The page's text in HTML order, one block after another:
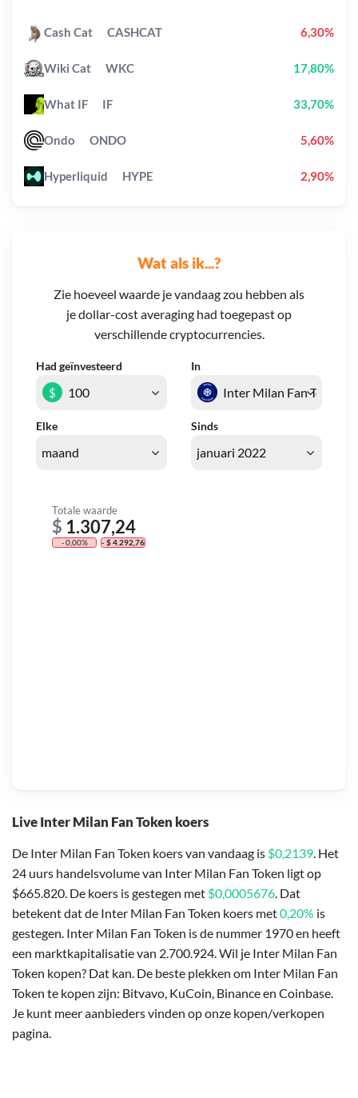
Live Inter Milan Fan Token koers
De Inter Milan Fan Token koers van vandaag is $0,2139. Het
24 uurs handelsvolume van Inter Milan Fan Token ligt op
$665.820. De koers is gestegen met $0,0005676. Dat
betekent dat de Inter Milan Fan Token koers met0,20% is
gestegen. Inter Milan Fan Token is de nummer 1970 en heeft
een marktkapitalisatie van 2.700.924. Wil je Inter Milan Fan
Token kopen? Dat kan. De beste plekken om Inter Milan Fan
Token te kopen zijn: Bitvavo, KuCoin, Binance en Coinbase.
Je kunt meer aanbieders vinden op onze kopen/verkopen
pagina.
Wat als ik...?
Zie hoeveel waarde je vandaag zou hebben als
je dollar-cost averaging had toegepast op
verschillende cryptocurrencies.
Had geïnvesteerd In
Elke Sinds
$
Totale waarde
$ 1.307,24
- 0,00% - $ 4.292,76
Cash Cat CASHCAT 6,30%
Wiki Cat WKC 17,80%
What IF IF 33,70%
Ondo ONDO 5,60%
Hyperliquid HYPE 2,90%